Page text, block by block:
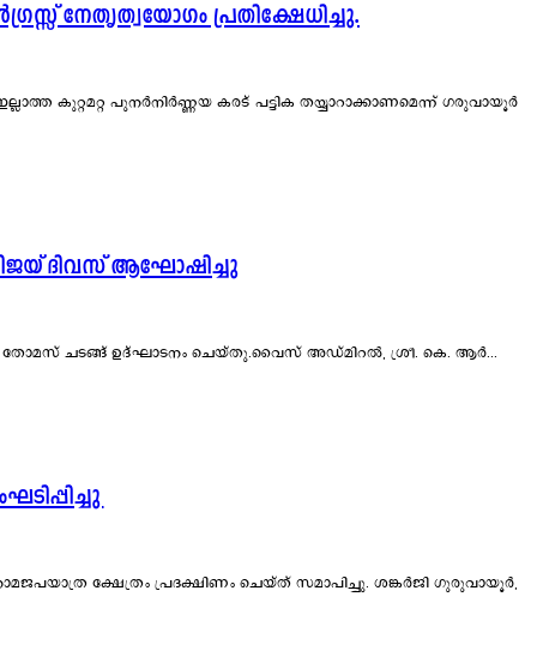
നേതൃത്വയോഗം പ്രതിക്ഷേധിച്ചു.
കുറ്റമറ്റ പുനർനിർണ്ണയ കരട് പട്ടിക തയ്യാറാക്കാണമെന്ന് ഗരുവായൂർ
ദിവസ് ആഘോഷിച്ചു
ചടങ്ങ് ഉദ്ഘാടനം ചെയ്തു.വൈസ് അഡ്മിറൽ, ശ്രീ. കെ. ആർ...
ക്ഷേത്രം പ്രദക്ഷിണം ചെയ്ത് സമാപിച്ചു. ശങ്കർജി ഗുരുവായൂർ,